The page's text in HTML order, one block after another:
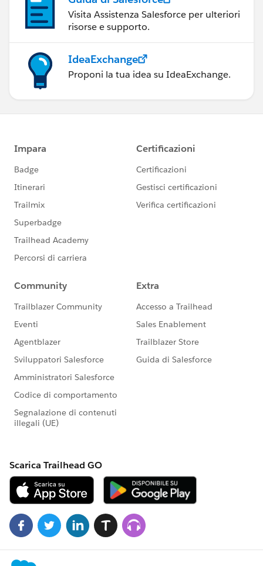
Visita Assistenza Salesforce per ulteriori
risorse e supporto.
IdeaExchange
Proponi la tua idea su IdeaExchange.